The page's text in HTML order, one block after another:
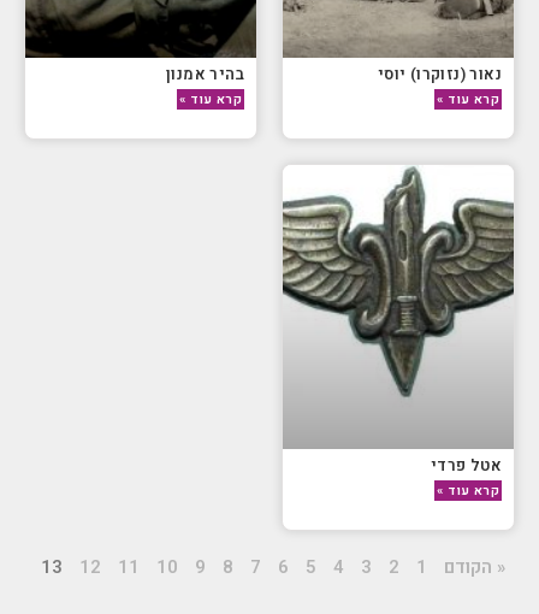
נאור (נזוקרו) יוסי
קרא עוד »
בהיר אמנון
קרא עוד »
אטל פרדי
קרא עוד »
« הקודם 1
2
3
4
5
6
7
8
9
10
11
12
13